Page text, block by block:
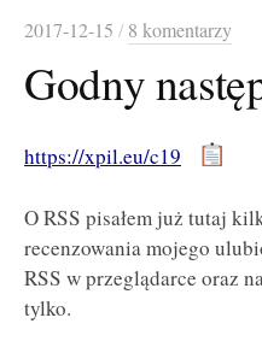
2017-12-15 / 8 komentarzy
Godny
https://xpil.eu/c19
O RSS pisałem już tutaj
recenzowania mojego
RSS w przeglądarce oraz
tylko.